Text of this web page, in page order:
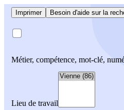
Imprimer Besoin d'aide sur la
Métier, compétence, mot-clé,
Lieu de travail